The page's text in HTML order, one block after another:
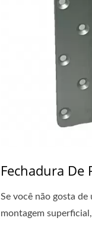
Fechadura De
Se você não gosta
montagem